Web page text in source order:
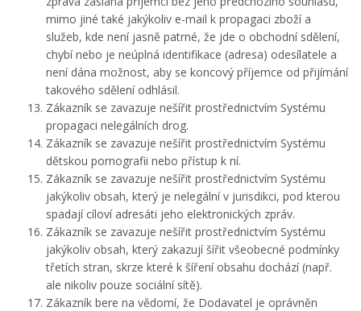
mimo jiné také jakýkoliv e-mail k propagaci zboží a
služeb, kde není jasně patrné, že jde o obchodní sdělení,
chybí nebo je neúplná identifikace (adresa) odesílatele a
není dána možnost, aby se koncový příjemce od přijímání
takového sdělení odhlásil.
Zákazník se zavazuje nešířit prostřednictvím Systému
propagaci nelegálních drog.
Zákazník se zavazuje nešířit prostřednictvím Systému
dětskou pornografii nebo přístup k ní.
Zákazník se zavazuje nešířit prostřednictvím Systému
jakýkoliv obsah, který je nelegální v jurisdikci, pod kterou
spadají cíloví adresáti jeho elektronických zpráv.
Zákazník se zavazuje nešířit prostřednictvím Systému
jakýkoliv obsah, který zakazují šířit všeobecné podmínky
třetích stran, skrze které k šíření obsahu dochází (např.
ale nikoliv pouze sociální sítě).
Zákazník bere na vědomí, že Dodavatel je oprávněn